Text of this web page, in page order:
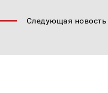
Следующая новость